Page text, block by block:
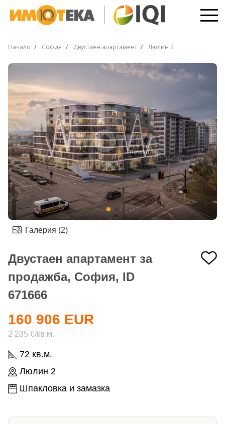
Начало София Двустаен апартамент Люлин 2
Галерия (2)
Двустаен апартамент за
продажба, София, ID
671666
72 кв.м.
Люлин 2
Шпакловка и замазка
160 906 EUR
2 235 €/кв.м.